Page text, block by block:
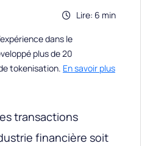
Lire: 6 min
dans le
plus de 20
tokenisation. En savoir plus
transactions
financière soit